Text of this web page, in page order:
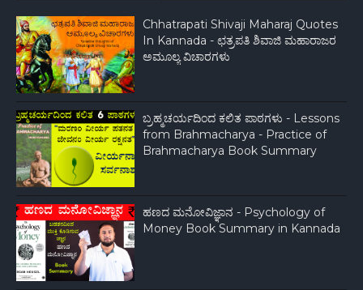
Chhatrapati Shivaji Maharaj Quotes
In Kannada - ಛತ್ರಪತಿ ಶಿವಾಜಿ ಮಹಾರಾಜರ
ಅಮೂಲ್ಯ ವಿಚಾರಗಳು
ಬ್ರಹ್ಮಚರ್ಯದಿಂದ ಕಲಿತ‌ ಪಾಠಗಳು - Lessons
from Brahmacharya - Practice of
Brahmacharya Book Summary
ಹಣದ ಮನೋವಿಜ್ಞಾನ - Psychology of
Money Book Summary in Kannada